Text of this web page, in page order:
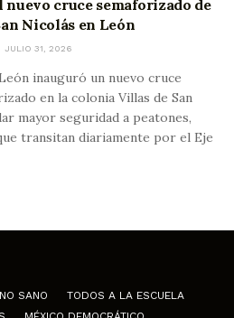
cruce semaforizado de
Nicolás en León
JULIO 31, 2026
inauguró un nuevo cruce
en la colonia Villas de San
mayor seguridad a peatones,
transitan diariamente por el Eje
SANO
TODOS A LA ESCUELA